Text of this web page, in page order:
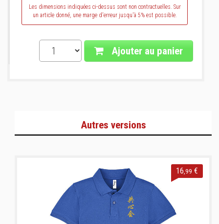
Les dimensions indiquées ci-dessus sont non contractuelles. Sur
un article donné, une marge d'erreur jusqu'à 5% est possible.
Ajouter au panier
Autres versions
16 ,99 €